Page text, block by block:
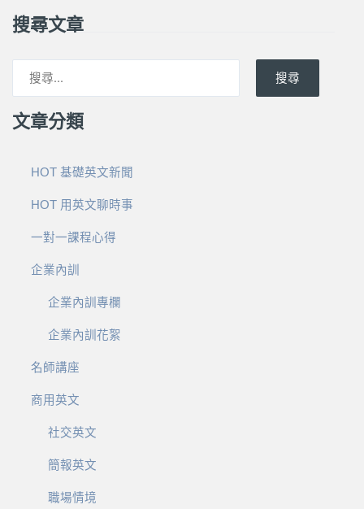
搜尋文章
搜尋
文章分類
HOT 基礎英文新聞
HOT 用英文聊時事
一對一課程心得
企業內訓
企業內訓專欄
企業內訓花絮
名師講座
商用英文
社交英文
簡報英文
職場情境